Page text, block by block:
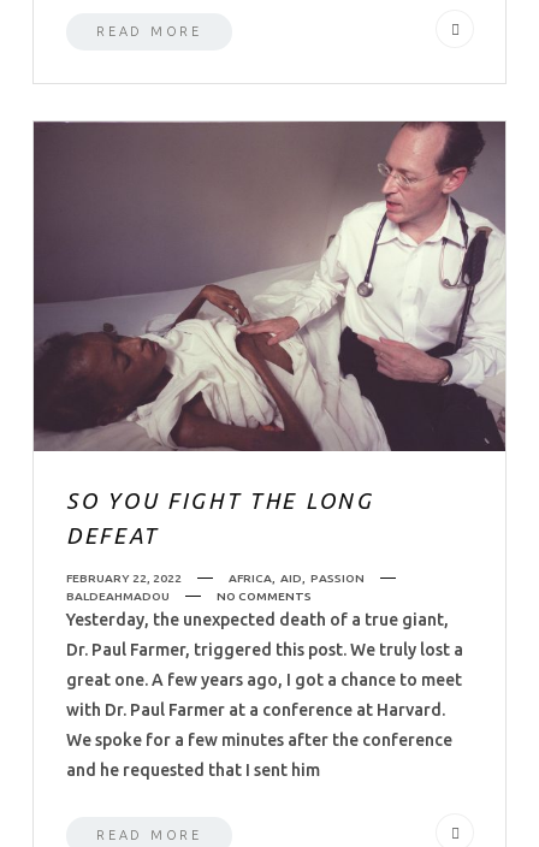
READ MORE
SO YOU FIGHT THE LONG
DEFEAT
FEBRUARY 22, 2022 AFRICA AID
PASSION
BALDEAHMADOU
NO COMMENTS
Yesterday, the unexpected death of a true giant,
Dr. Paul Farmer, triggered this post. We truly lost a
great one. A few years ago, I got a chance to meet
with Dr. Paul Farmer at a conference at Harvard.
We spoke for a few minutes after the conference
and he requested that I sent him
READ MORE